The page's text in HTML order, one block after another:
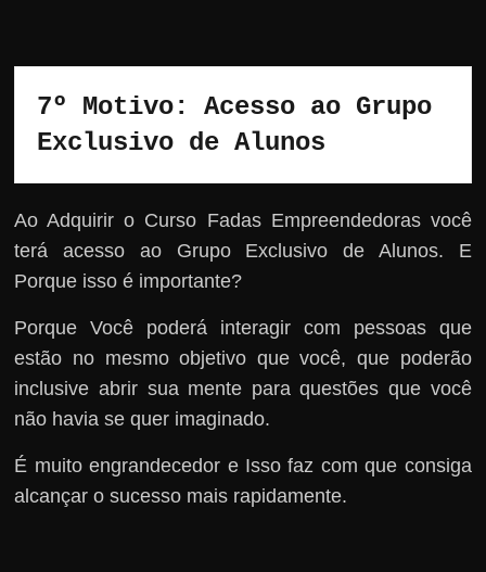
7º Motivo: Acesso ao Grupo
Exclusivo de Alunos
Ao Adquirir o Curso Fadas Empreendedoras você
terá acesso ao Grupo Exclusivo de Alunos. E
Porque isso é importante?
Porque Você poderá interagir com pessoas que
estão no mesmo objetivo que você, que poderão
inclusive abrir sua mente para questões que você
não havia se quer imaginado.
É muito engrandecedor e Isso faz com que consiga
alcançar o sucesso mais rapidamente.